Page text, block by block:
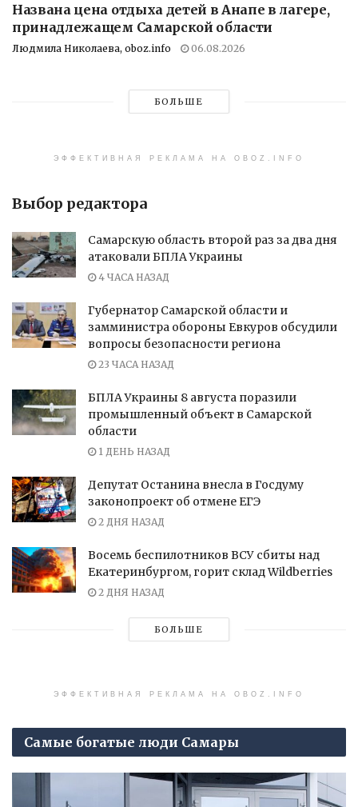
Названа цена отдыха детей в Анапе в лагере,
принадлежащем Самарской области
Людмила Николаева, oboz.info 06.08.2026
БОЛЬШЕ
ЭФФЕКТИВНАЯ РЕКЛАМА НА OBOZ.INFO
Выбор редактора
Самарскую область второй раз за два дня
атаковали БПЛА Украины
4 ЧАСА НАЗАД
Губернатор Самарской области и
замминистра обороны Евкуров обсудили
вопросы безопасности региона
23 ЧАСА НАЗАД
БПЛА Украины 8 августа поразили
промышленный объект в Самарской
области
1 ДЕНЬ НАЗАД
Депутат Останина внесла в Госдуму
законопроект об отмене ЕГЭ
2 ДНЯ НАЗАД
Восемь беспилотников ВСУ сбиты над
Екатеринбургом, горит склад Wildberries
2 ДНЯ НАЗАД
БОЛЬШЕ
ЭФФЕКТИВНАЯ РЕКЛАМА НА OBOZ.INFO
Самые богатые люди Самары